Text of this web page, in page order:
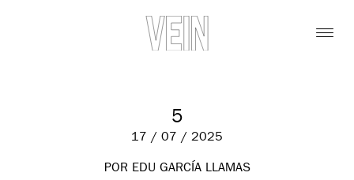
5
17 / 07 / 2025
POR EDU GARCÍA LLAMAS